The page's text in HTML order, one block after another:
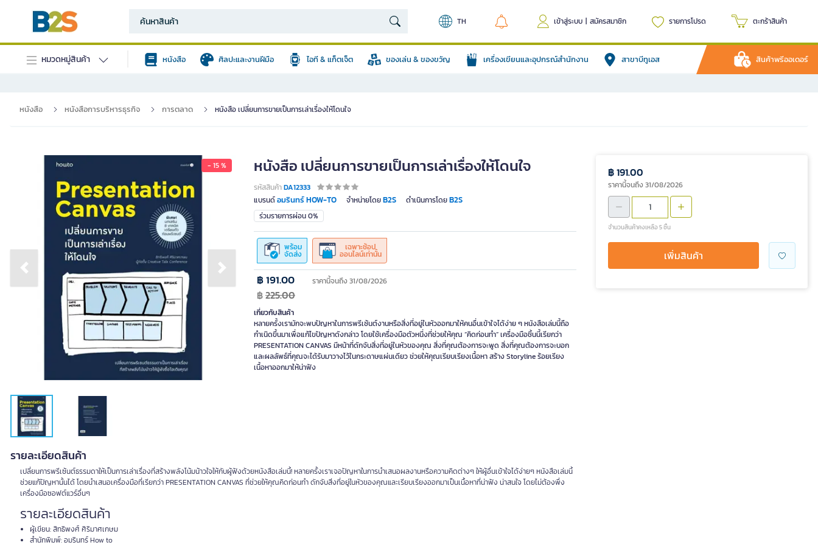
TH เข้าสู่ระบบ | สมัครสมาชิก รายการโปรด ตะกร้าสินค้า
หมวดหมู่สินค้า หนังสือ ศิลปะและงานฝีมือ ไอที & แก็ตเจ็ต ของเล่น & ของขวัญ เครื่องเขียนและอุปกรณ์สำนักงาน สาขาบีทูเอส สินค้าพรีออเดอร์
หนังสือ หนังสือการบริหารธุรกิจ การตลาด หนังสือ เปลี่ยนการขายเป็นการเล่าเรื่องให้โดนใจ
- 15 %
Previous slide Next slide
หนังสือ เปลี่ยนการขายเป็นการเล่าเรื่องให้โดนใจ
รหัสสินค้าDA12333
แบรนด์อมรินทร์ HOW-TO จำหน่ายโดยB2S ดำเนินการโดยB2S
ร่วมรายการผ่อน 0%
พร้อม
จัดส่ง
เฉพาะช้อป
ออนไลน์เท่านั้น
฿ 191.00 ราคานี้จนถึง 31/08/2026
฿225.00
เกี่ยวกับสินค้า
หลายครั้งเรามักจะพบปัญหาในการพรีเซ้นต์งานหรือสิ่งที่อยู่ในหัวออกมาให้คนอื่นเข้าใจได้ง่าย ๆ หนังสือเล่มนี้ถือ
กำเนิดขึ้นมาเพื่อแก้ไขปัญหาดังกล่าว โดยใช้เครื่องมือตัวหนึ่งที่ช่วยให้คุณ “คิดก่อนทำ” เครื่องมือชิ้นนี้เรียกว่า
PRESENTATION CANVAS มีหน้าที่ดักจับสิ่งที่อยู่ในหัวของคุณ สิ่งที่คุณต้องการจะพูด สิ่งที่คุณต้องการจะบอก
และผลลัพธ์ที่คุณจะได้รับมาวางไว้ในกระดาษแผ่นเดียว ช่วยให้คุณเรียบเรียงเนื้อหา สร้าง Storyline ร้อยเรียง
เนื้อหาออกมาให้น่าฟัง
รายละเอียดสินค้า
เปลี่ยนการพรีเซ้นต์ธรรมดาให้เป็นการเล่าเรื่องที่สร้างพลังโน้มน้าวใจให้กับผู้ฟังด้วยหนังสือเล่มนี้! หลายครั้งเราเจอปัญหาในการนำเสนอผลงานหรือความคิดต่างๆ ให้ผู้อื่นเข้าใจได้ง่ายๆ หนังสือเล่มนี้
ช่วยแก้ปัญหานั้นได้ โดยนำเสนอเครื่องมือที่เรียกว่า PRESENTATION CANVAS ที่ช่วยให้คุณคิดก่อนทำ ดักจับสิ่งที่อยู่ในหัวของคุณและเรียบเรียงออกมาเป็นเนื้อหาที่น่าฟัง น่าสนใจ โดยไม่ต้องพึ่ง
เครื่องมือซอฟต์แวร์อื่นๆ
รายละเอียดสินค้า
ผู้เขียน: สิทธิพงศ์ ศิริมาศเกษม
สำนักพิมพ์: อมรินทร์ How to
฿ 191.00
ราคานี้จนถึง 31/08/2026
จำนวนสินค้าคงเหลือ 5 ชิ้น
เพิ่มสินค้า